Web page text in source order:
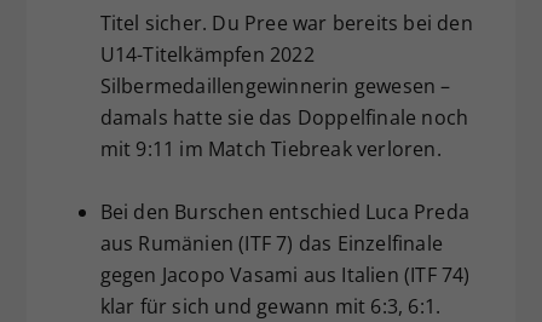
Titel sicher. Du Pree war bereits bei den
U14-Titelkämpfen 2022
Silbermedaillengewinnerin gewesen –
damals hatte sie das Doppelfinale noch
mit 9:11 im Match Tiebreak verloren.
Bei den Burschen entschied Luca Preda
aus Rumänien (ITF 7) das Einzelfinale
gegen Jacopo Vasami aus Italien (ITF 74)
klar für sich und gewann mit 6:3, 6:1.